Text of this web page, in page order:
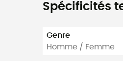
Spécificités
Genre
Homme / Femme